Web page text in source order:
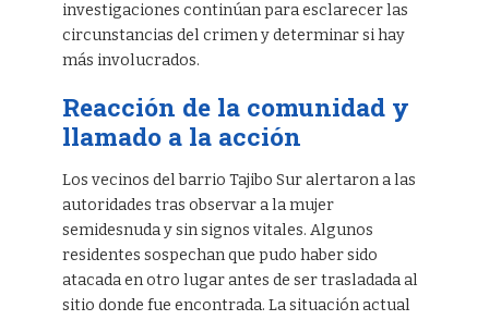
investigaciones continúan para esclarecer las
circunstancias del crimen y determinar si hay
más involucrados.
Reacción de la comunidad y
llamado a la acción
Los vecinos del barrio Tajibo Sur alertaron a las
autoridades tras observar a la mujer
semidesnuda y sin signos vitales. Algunos
residentes sospechan que pudo haber sido
atacada en otro lugar antes de ser trasladada al
sitio donde fue encontrada. La situación actual